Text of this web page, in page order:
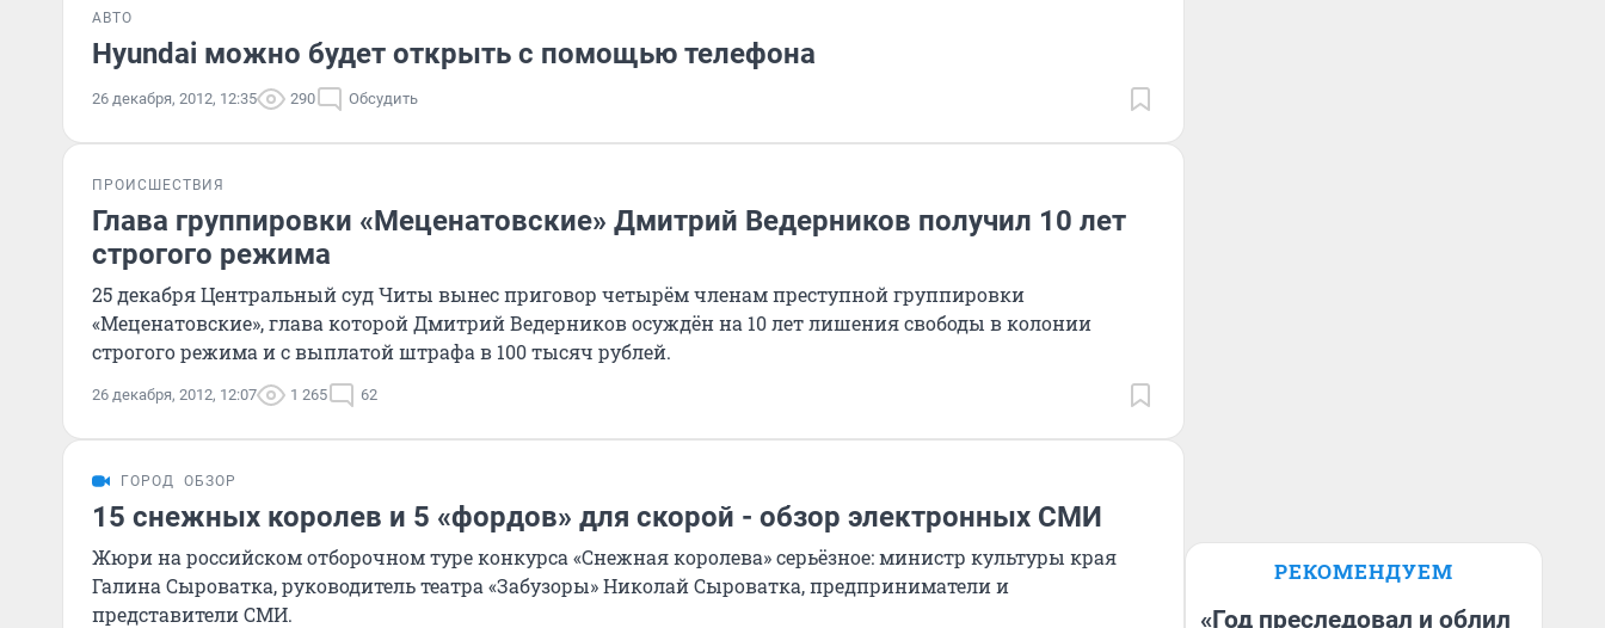
АВТО
Hyundai можно будет открыть с помощью телефона
26 декабря, 2012, 12:35 290 Обсудить
ПРОИСШЕСТВИЯ
Глава группировки «Меценатовские» Дмитрий Ведерников получил 10 лет
строгого режима
25 декабря Центральный суд Читы вынес приговор четырём членам преступной группировки
«Меценатовские», глава которой Дмитрий Ведерников осуждён на 10 лет лишения свободы в колонии
строгого режима и с выплатой штрафа в 100 тысяч рублей.
26 декабря, 2012, 12:07 1 265 62
ГОРОД ОБЗОР
15 снежных королев и 5 «фордов» для скорой - обзор электронных СМИ
Жюри на российском отборочном туре конкурса «Снежная королева» серьёзное: министр культуры края
Галина Сыроватка, руководитель театра «Забузоры» Николай Сыроватка, предприниматели и
представители СМИ.
РЕКОМЕНДУЕМ
«Год преследовал и облил